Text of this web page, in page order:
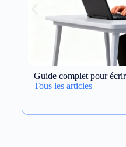
Guide complet pour
Tous les articles